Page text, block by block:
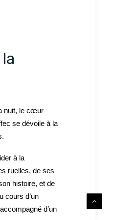
nuit, le cœur
se dévoile à la
à la
ruelles, de ses
histoire, et de
cours d’un
d’un